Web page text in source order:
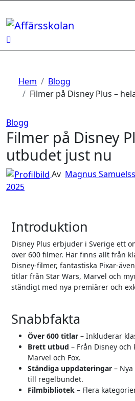
till
innehåll
Hem
Blogg
Filmer på Disney Plus –
Blogg
Filmer på Disney
utbudet just nu
Av Magnus
2025
Introduktion
Disney Plus erbjuder i Sverige ett omfattande utbud med
över 600 filmer. Här finns allt från
Disney-filmer, fantastiska Pixar-
titlar från Star Wars, Marvel och
ständigt med nya premiärer och
Snabbfakta
Över 600 titlar – Inkluderar
Brett utbud – Från Disney och
Marvel och Fox.
Ständiga uppdateringar –
till regelbundet.
Filmbibliotek – Flera